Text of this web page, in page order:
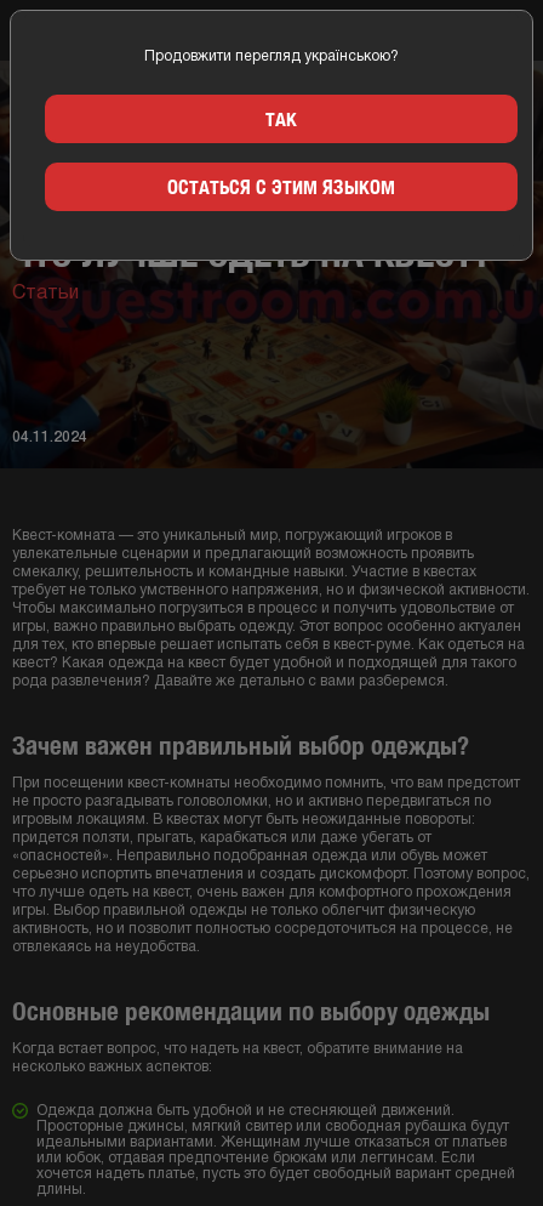
ЧТО ЛУЧШЕ ОДЕТЬ НА КВЕСТ?
Статьи
04.11.2024
Квест-комната — это уникальный мир, погружающий игроков в
увлекательные сценарии и предлагающий возможность проявить
смекалку, решительность и командные навыки. Участие в квестах
требует не только умственного напряжения, но и физической активности.
Чтобы максимально погрузиться в процесс и получить удовольствие от
игры, важно правильно выбрать одежду. Этот вопрос особенно актуален
для тех, кто впервые решает испытать себя в квест-руме. Как одеться на
квест? Какая одежда на квест будет удобной и подходящей для такого
рода развлечения? Давайте же детально с вами разберемся.
Зачем важен правильный выбор одежды?
При посещении квест-комнаты необходимо помнить, что вам предстоит
не просто разгадывать головоломки, но и активно передвигаться по
игровым локациям. В квестах могут быть неожиданные повороты:
придется ползти, прыгать, карабкаться или даже убегать от
«опасностей». Неправильно подобранная одежда или обувь может
серьезно испортить впечатления и создать дискомфорт. Поэтому вопрос,
что лучше одеть на квест, очень важен для комфортного прохождения
игры. Выбор правильной одежды не только облегчит физическую
активность, но и позволит полностью сосредоточиться на процессе, не
отвлекаясь на неудобства.
Основные рекомендации по выбору одежды
Когда встает вопрос, что надеть на квест, обратите внимание на
несколько важных аспектов:
Одежда должна быть удобной и не стесняющей движений.
Просторные джинсы, мягкий свитер или свободная рубашка будут
идеальными вариантами. Женщинам лучше отказаться от платьев
или юбок, отдавая предпочтение брюкам или леггинсам. Если
хочется надеть платье, пусть это будет свободный вариант средней
длины.
Продовжити перегляд українською?
ТАК
ОСТАТЬСЯ С ЭТИМ ЯЗЫКОМ